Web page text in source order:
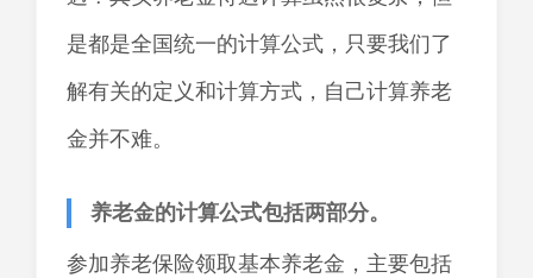
是都是全国统一的计算公式，只要我们了
解有关的定义和计算方式，自己计算养老
金并不难。
养老金的计算公式包括两部分。
参加养老保险领取基本养老金，主要包括